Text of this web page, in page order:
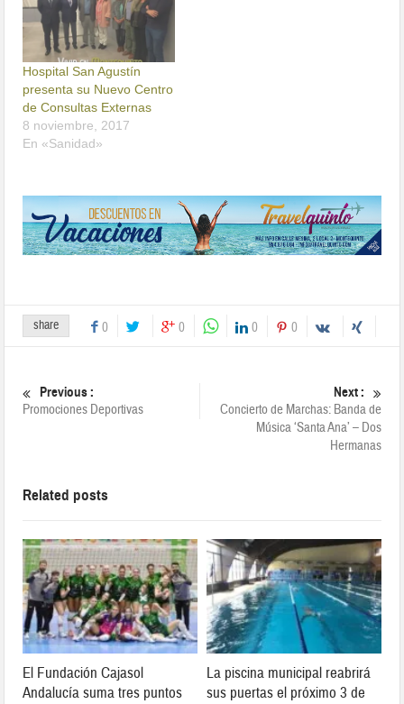
Hospital San Agustín
presenta su Nuevo Centro
de Consultas Externas
8 noviembre, 2017
En «Sanidad»
share 0 0 0 0
Previous :
Promociones Deportivas
Next :
Concierto de Marchas: Banda de
Música ‘Santa Ana’ – Dos
Hermanas
Related posts
El Fundación Cajasol
Andalucía suma tres puntos
La piscina municipal reabrirá
sus puertas el próximo 3 de